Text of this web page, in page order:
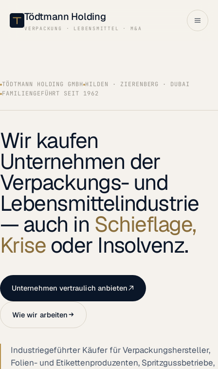
Tödtmann Holding
VERPACKUNG · LEBENSMITTEL · M&A
TÖDTMANN HOLDING GMBH HILDEN · ZIERENBERG · DUBAI
FAMILIENGEFÜHRT SEIT 1962
Wir kaufen
Unternehmen der
Verpackungs- und
Lebensmittelindustrie
— auch in Schieflage,
Krise oder Insolvenz.
Unternehmen vertraulich anbieten
Wie wir arbeiten
Industriegeführter Käufer für Verpackungshersteller,
Folien- und Etikettenproduzenten, Spritzgussbetriebe,